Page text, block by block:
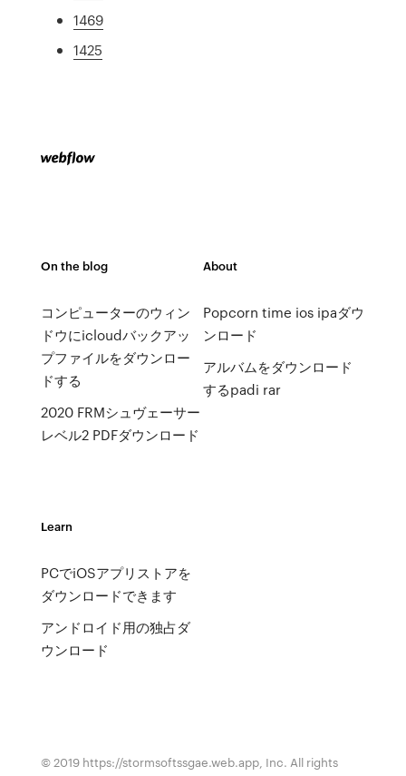
1469
1425
On the blog
コンピューターのウィン
ドウにicloudバックアッ
プファイルをダウンロー
ドする
2020 FRMシュヴェーサー
レベル2 PDFダウンロード
About
Popcorn time ios ipaダウ
ンロード
アルバムをダウンロード
するpadi rar
Learn
PCでiOSアプリストアを
ダウンロードできます
アンドロイド用の独占ダ
ウンロード
© 2019 https://stormsoftssgae.web.app, Inc. All rights